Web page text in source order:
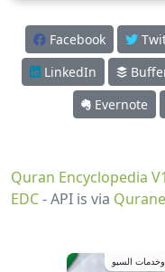
Facebook
LinkedIn
Evernote
Quran Encyclopedia
EDC- API is via
وخدمات السيو